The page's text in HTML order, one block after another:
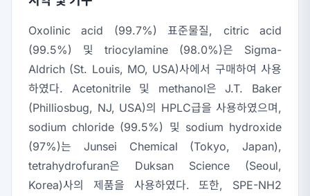
Oxolinic acid (99.7%) 표준물질, citric acid
(99.5%) 및 triocylamine (98.0%)은 Sigma-
Aldrich (St. Louis, MO, USA)사에서 구매하여 사용
하였다. Acetonitrile 및 methanol은 J.T. Baker
(Philliosbug, NJ, USA)의 HPLC급을 사용하였으며,
sodium chloride (99.5%) 및 sodium hydroxide
(97%)는 Junsei Chemical (Tokyo, Japan),
tetrahydrofuran은 Duksan Science (Seoul,
Korea)사의 제품을 사용하였다. 또한, SPE-NH2